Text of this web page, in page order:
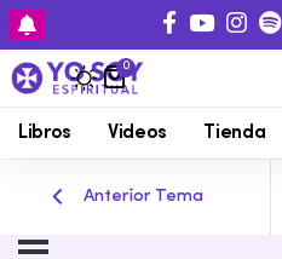
0
Libros Videos Tienda
Anterior Tema